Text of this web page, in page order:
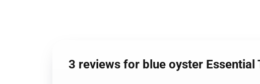
3 reviews for blue oyster Essential